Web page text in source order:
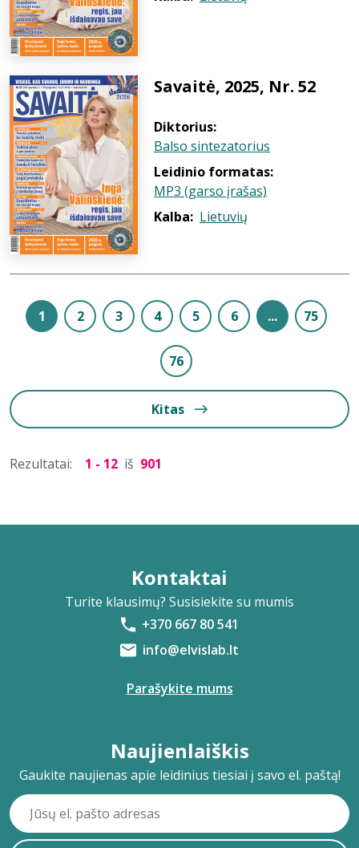
Savaitė, 2025, Nr. 52
Diktorius:
Balso sintezatorius
Leidinio formatas:
MP3 (garso įrašas)
Kalba: Lietuvių
1 2 3 4 5 6 ... 75
76
Kitas
Rezultatai: 1 - 12 iš 901
Kontaktai
Turite klausimų? Susisiekite su mumis
+370 667 80 541
info@elvislab.lt
Parašykite mums
Naujienlaiškis
Gaukite naujienas apie leidinius tiesiai į savo el. paštą!